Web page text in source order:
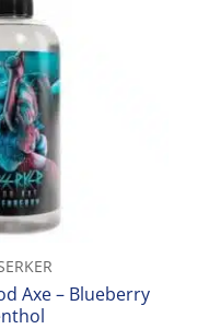
Axe – Blueberry